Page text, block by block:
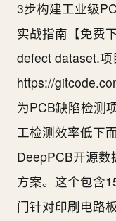
3步构建工业级
实战指南【免费
defect dataset.项
https://
为PCB缺陷检测
工检测效率低下
DeepPCB开源
方案。这个包含
门针对印刷电路